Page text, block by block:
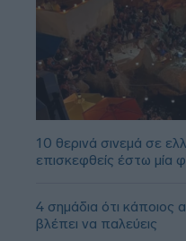
10 θερινά σινεμά σε
επισκεφθείς έστω μία
4 σημάδια ότι κάποιος
βλέπει να παλεύεις